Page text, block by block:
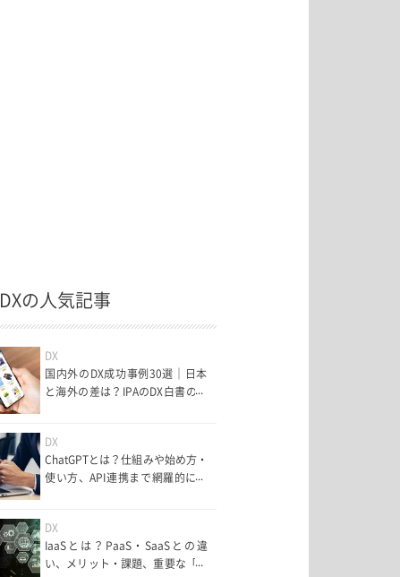
DXの人気記事
DX
国内外のDX成功事例30選｜日本
と海外の差は？IPAのDX白書のポ
DX
ChatGPTとは？仕組みや始め方・
使い方、API連携まで網羅的に解
DX
IaaSとは？PaaS・SaaSとの違
い、メリット・課題、重要な「責